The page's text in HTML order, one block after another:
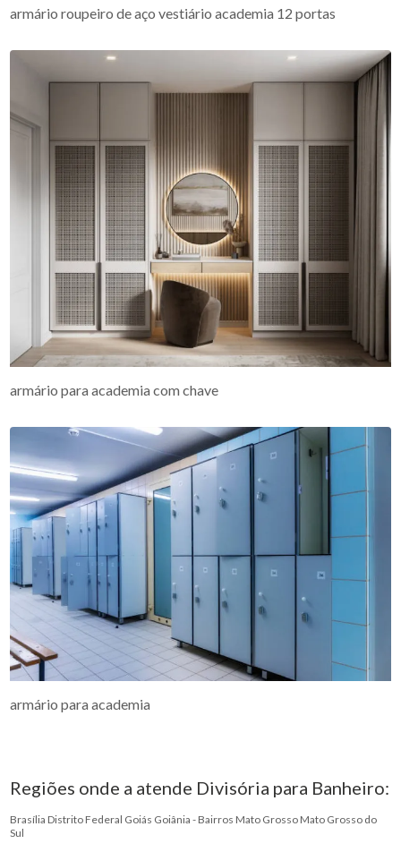
armário roupeiro de aço vestiário academia 12 portas
armário para academia com chave
armário para academia
Regiões onde a atende Divisória para Banheiro:
Brasília Distrito Federal Goiás Goiânia - Bairros Mato Grosso Mato Grosso do
Sul